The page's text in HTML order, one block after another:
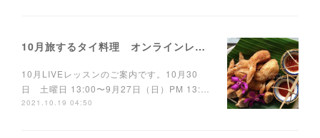
10月旅するタイ料理 オンラインレッスンのご案内
10月LIVEレッスンのご案内です。10月30
日 土曜日 13:00〜9月27日（日）PM 13:…
2021.10.19 04:50